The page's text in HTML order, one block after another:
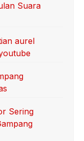
Suara
aurel
Sering